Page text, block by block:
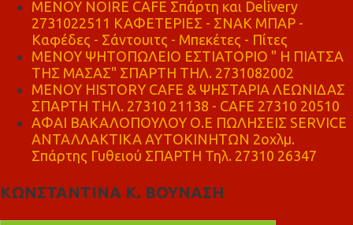
MENOY NOIRE CAFE Σπάρτη και Delivery
2731022511 ΚΑΦΕΤΕΡΙΕΣ - ΣΝΑΚ ΜΠΑΡ -
Καφέδες - Σάντουιτς - Μπεκέτες - Πίτες
ΜΕΝΟΥ ΨΗΤΟΠΩΛΕΙΟ ΕΣΤΙΑΤΟΡΙΟ " Η ΠΙΑΤΣΑ
ΤΗΣ ΜΑΣΑΣ" ΣΠΑΡΤΗ ΤΗΛ. 2731082002
ΜΕΝΟΥ HISTORY CAFE & ΨΗΣΤΑΡΙΑ ΛΕΩΝΙΔΑΣ
ΣΠΑΡΤΗ ΤΗΛ. 27310 21138 - CAFE 27310 20510
ΑΦΑΙ ΒΑΚΑΛΟΠΟΥΛΟΥ Ο.Ε ΠΩΛΗΣΕΙΣ SERVICE
ΑΝΤΑΛΛΑΚΤΙΚΑ ΑΥΤΟΚΙΝΗΤΩΝ 2οχλμ.
Σπάρτης Γυθειού ΣΠΑΡΤΗ Τηλ. 27310 26347
ΚΩΝΣΤΑΝΤΙΝΑ Κ. ΒΟΥΝΑΣΗ